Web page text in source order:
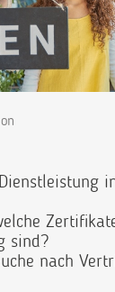
sind?
nach